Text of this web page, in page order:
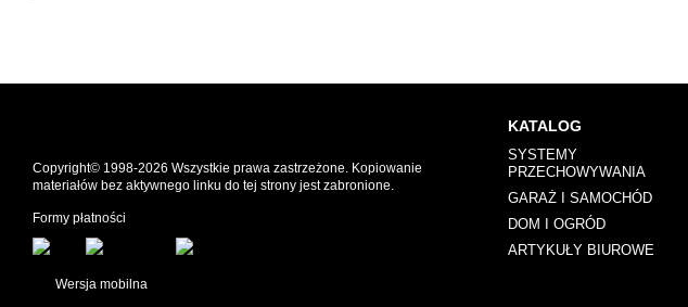
Copyright© 1998-2026 Wszystkie prawa zastrzeżone. Kopiowanie
materiałów bez aktywnego linku do tej strony jest zabronione.
Formy płatności
Wersja mobilna
KATALOG
SYSTEMY
PRZECHOWYWANIA
GARAŻ I SAMOCHÓD
DOM I OGRÓD
ARTYKUŁY BIUROWE